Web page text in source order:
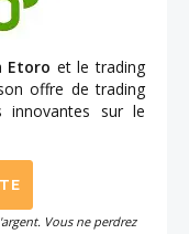
Etoro et le trading
offre de trading
innovantes sur le
Vous ne perdrez